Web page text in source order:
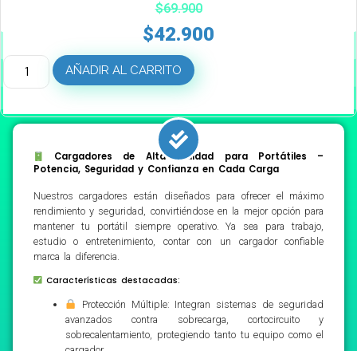
$69.900
$42.900
AÑADIR AL CARRITO
Cargadores de Alta Calidad para Portátiles –
Potencia, Seguridad y Confianza en Cada Carga
Nuestros cargadores están diseñados para ofrecer el máximo
rendimiento y seguridad, convirtiéndose en la mejor opción para
mantener tu portátil siempre operativo. Ya sea para trabajo,
estudio o entretenimiento, contar con un cargador confiable
marca la diferencia.
Características destacadas:
Protección Múltiple: Integran sistemas de seguridad
avanzados contra sobrecarga, cortocircuito y
sobrecalentamiento, protegiendo tanto tu equipo como el